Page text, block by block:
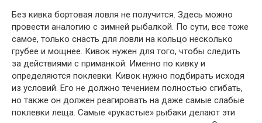
Без кивка бортовая ловля не получится. Здесь можно
провести аналогию с зимней рыбалкой. По сути, все тоже
самое, только снасть для ловли на кольцо несколько
грубее и мощнее. Кивок нужен для того, чтобы следить
за действиями с приманкой. Именно по кивку и
определяются поклевки. Кивок нужно подбирать исходя
из условий. Его не должно течением полностью сгибать,
но также он должен реагировать на даже самые слабые
поклевки леща. Самые «рукастые» рыбаки делают эти